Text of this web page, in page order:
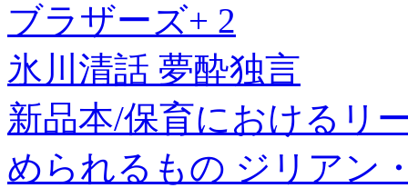
ブラザーズ+ 2
氷川清話 夢酔独言
新品本/保育におけるリ
められるもの ジリアン